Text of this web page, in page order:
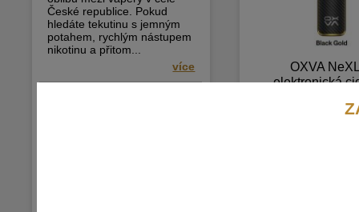
České republice. Pokud
hledáte tekutinu s jemným
potahem, rychlým nástupem
nikotinu a přitom...
více
OXVA
elektronická
OXVA NeXLIM přináší